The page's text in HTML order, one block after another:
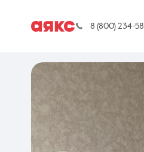
8 (800) 234-
г. Краснодар